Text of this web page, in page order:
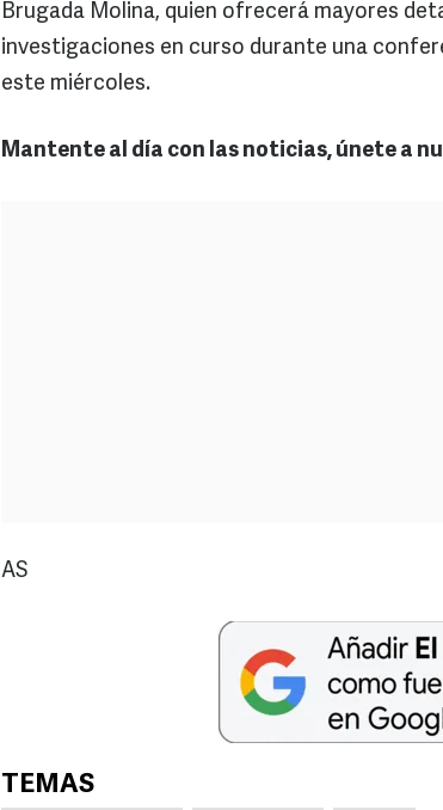
Brugada Molina, quien ofrecerá mayores
investigaciones en curso durante una
este miércoles.
Mantente al día con las noticias, únete a
AS
TEMAS